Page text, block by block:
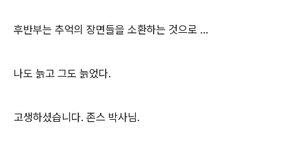
후반부는 추억의 장면들을 소환하는 것으로 ...
나도 늙고 그도 늙었다.
고생하셨습니다. 존스 박사님.